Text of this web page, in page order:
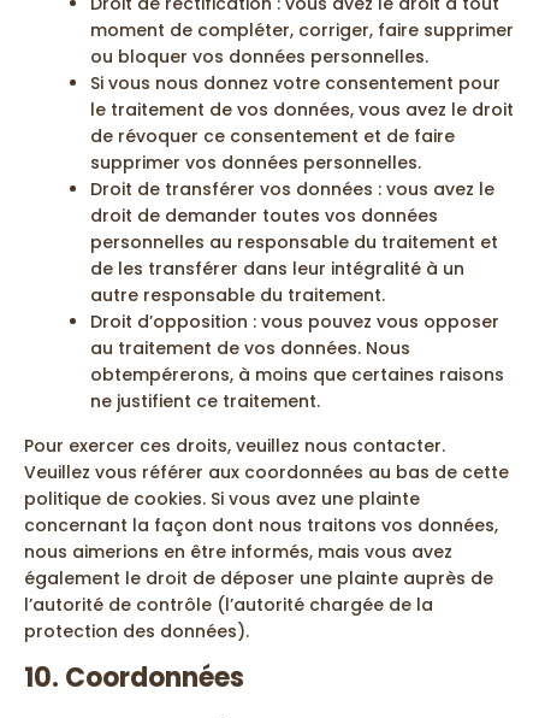
moment de compléter, corriger, faire supprimer
ou bloquer vos données personnelles.
Si vous nous donnez votre consentement pour
le traitement de vos données, vous avez le droit
de révoquer ce consentement et de faire
supprimer vos données personnelles.
Droit de transférer vos données : vous avez le
droit de demander toutes vos données
personnelles au responsable du traitement et
de les transférer dans leur intégralité à un
autre responsable du traitement.
Droit d’opposition : vous pouvez vous opposer
au traitement de vos données. Nous
obtempérerons, à moins que certaines raisons
ne justifient ce traitement.
Pour exercer ces droits, veuillez nous contacter.
Veuillez vous référer aux coordonnées au bas de cette
politique de cookies. Si vous avez une plainte
concernant la façon dont nous traitons vos données,
nous aimerions en être informés, mais vous avez
également le droit de déposer une plainte auprès de
l’autorité de contrôle (l’autorité chargée de la
protection des données).
10. Coordonnées